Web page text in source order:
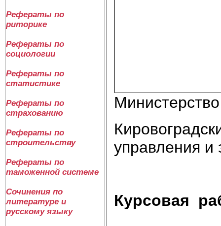
Рефераты по
риторике
Рефераты по
социологии
Рефераты по
статистике
Рефераты по
страхованию
Рефераты по
строительству
Рефераты по
таможенной системе
Сочинения по
литературе и
русскому языку
управления и
Курсовая